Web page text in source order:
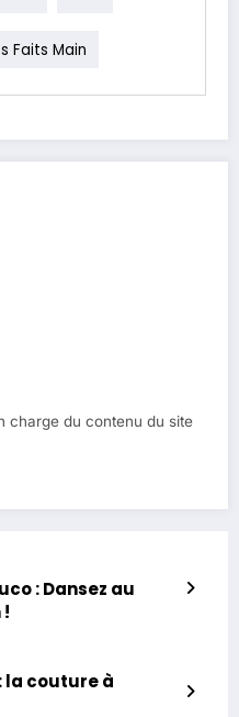
Faits Main
charge du contenu du site
: Dansez au
la couture à